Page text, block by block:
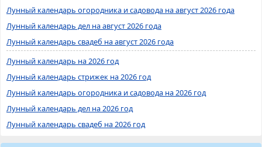
Лунный календарь огородника и садовода на август 2026 года
Лунный календарь дел на август 2026 года
Лунный календарь свадеб на август 2026 года
Лунный календарь на 2026 год
Лунный календарь стрижек на 2026 год
Лунный календарь огородника и садовода на 2026 год
Лунный календарь дел на 2026 год
Лунный календарь свадеб на 2026 год